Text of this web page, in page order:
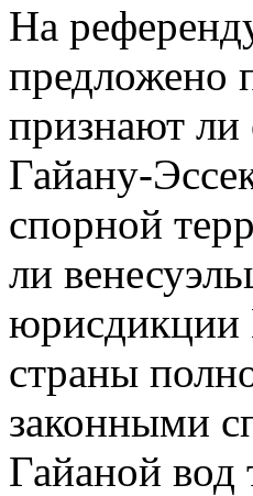
На
предложено
признают
Гайану-
спорной
ли
юрисдикции
страны
законными
Гайаной вод